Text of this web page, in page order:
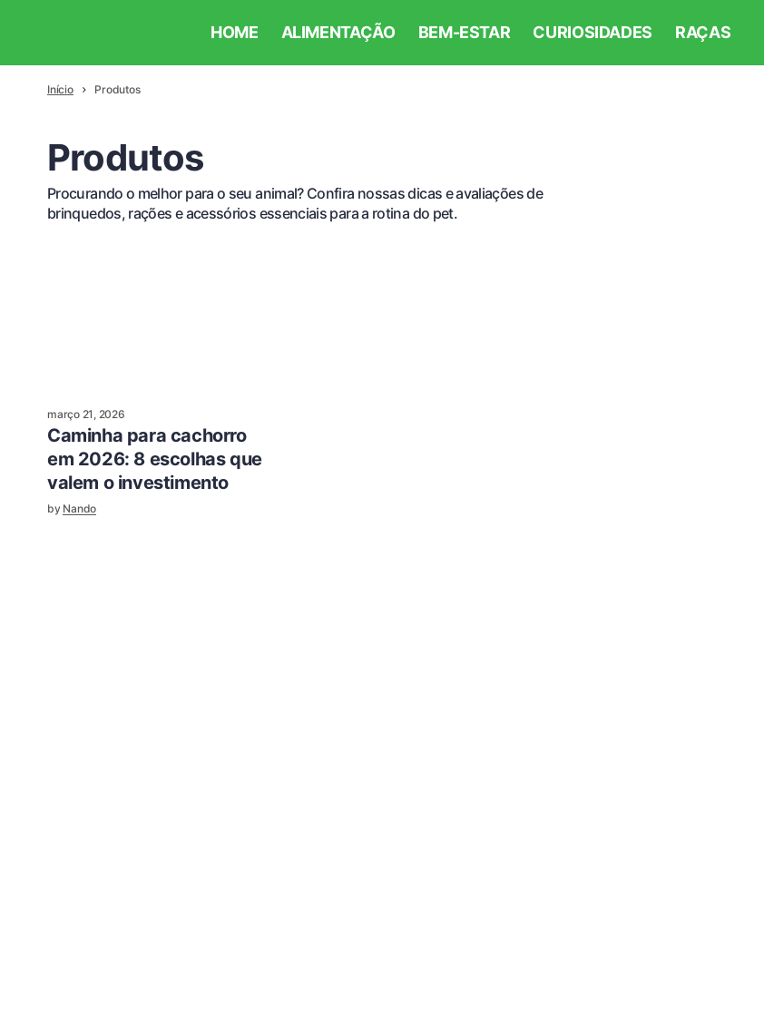
HOME ALIMENTAÇÃO BEM-ESTAR CURIOSIDADES RAÇAS
Início Produtos
Produtos
Procurando o melhor para o seu animal? Confira nossas dicas e avaliações de
brinquedos, rações e acessórios essenciais para a rotina do pet.
março 21, 2026
Caminha para cachorro
em 2026: 8 escolhas que
valem o investimento
by Nando